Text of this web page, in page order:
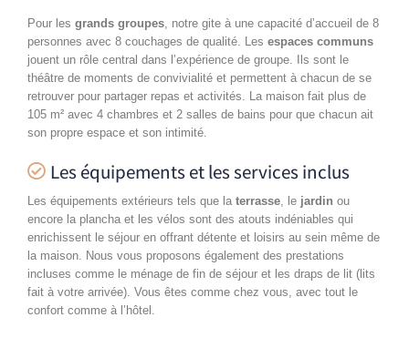
Pour les grands groupes , notre gite à une capacité d’accueil de 8
personnes avec 8 couchages de qualité.
Les espaces communs
jouent un rôle central dans l’expérience de groupe. Ils sont le
théâtre de moments de convivialité et permettent à chacun de se
retrouver pour partager repas et activités.
La maison fait plus de
105 m² avec 4 chambres et 2 salles de bains pour que chacun ait
son propre espace et son intimité.
Les équipements et les services inclus
Les équipements extérieurs tels que la terrasse , le jardin ou
encore la plancha et les vélos sont des atouts indéniables qui
enrichissent le séjour en offrant détente et loisirs au sein même de
la maison.
Nous vous proposons également des prestations
incluses comme le ménage de fin de séjour et les draps de lit (lits
fait à votre arrivée). Vous êtes comme chez vous, avec tout le
confort comme à l’hôtel.